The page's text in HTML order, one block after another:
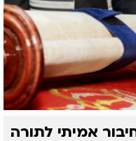
כפי שמעיד הכתוב:
היתה דרכם של יחידי
ההיגיון הקר
של דבקות מוחלטת
טעמים היסטוריים
לחיבור אמיתי לתורה